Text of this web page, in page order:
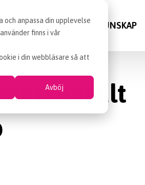
anpassa din upplevelse
finns i vår
i din webbläsare så att
Avböj
LEDIGA INKÖPSJOBB KUNSKAP